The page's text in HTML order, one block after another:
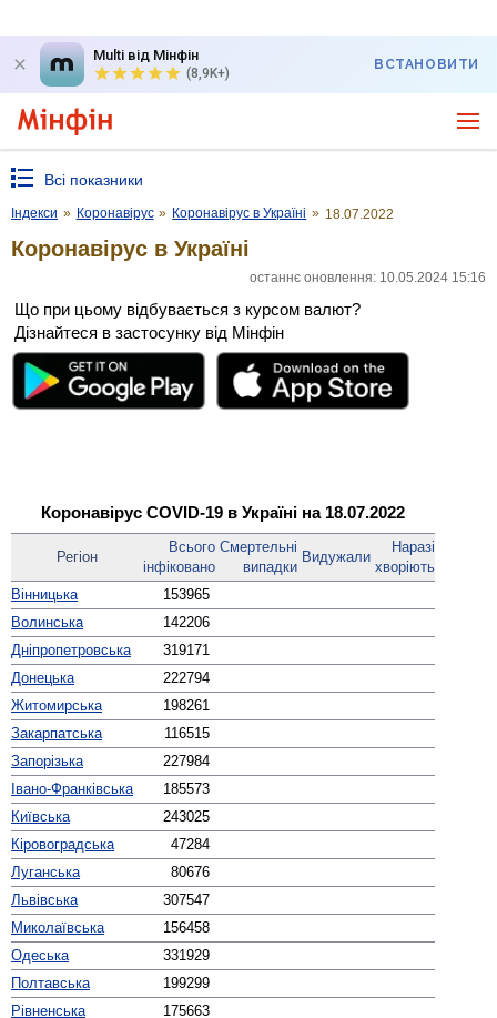
Multi від Мінфін
(8,9K+)
ВСТАНОВИТИ
Всі показники
Індекси » Коронавірус » Коронавірус в Україні » 18.07.2022
Коронавірус в Україні
останнє оновлення: 10.05.2024 15:16
Що при цьому відбувається з курсом валют?
Дізнайтеся в застосунку від Мінфін
Коронавірус COVID-19 в Україні на 18.07.2022
Регіон
Всього
інфі­ковано
Смер­тельні
випадки
Виду­жали
Наразі
хворіють
Вінницька
153965
Волинська
142206
Дніпро­петровська
319171
Донецька
222794
Житомирська
198261
Закарпатська
116515
Запорізька
227984
Івано-Франківська
185573
Київська
243025
Кірово­градська
47284
Луганська
80676
Львівська
307547
Миколаївська
156458
Одеська
331929
Полтавська
199299
Рівненська
175663